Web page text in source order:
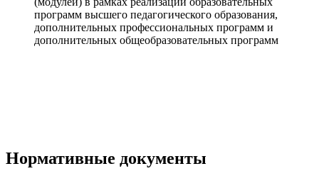
программ высшего педагогического образования,
дополнительных профессиональных программ и
дополнительных общеобразовательных программ
Нормативные документы